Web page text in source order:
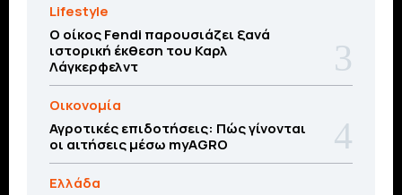
Lifestyle
Ο οίκος Fendi παρουσιάζει ξανά
ιστορική έκθεση του Καρλ
Λάγκερφελντ
Οικονομία
Αγροτικές επιδοτήσεις: Πώς γίνονται
οι αιτήσεις μέσω myAGRO
Ελλάδα